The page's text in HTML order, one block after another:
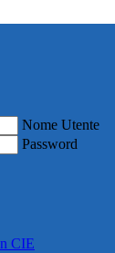
Nome Utente
Password
CIE